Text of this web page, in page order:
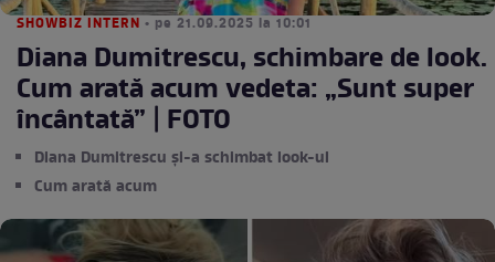
SHOWBIZ INTERN • pe 21.09.2025 la 10:01
Diana Dumitrescu, schimbare de look.
Cum arată acum vedeta: „Sunt super
încântată” | FOTO
Diana Dumitrescu și-a schimbat look-ul
Cum arată acum